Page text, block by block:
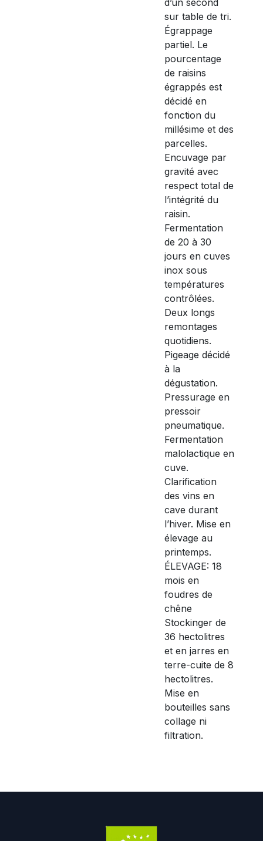
sur table de tri.
Égrappage
partiel. Le
pourcentage
de raisins
égrappés est
décidé en
fonction du
millésime et des
parcelles.
Encuvage par
gravité avec
respect total de
l’intégrité du
raisin.
Fermentation
de 20 à 30
jours en cuves
inox sous
températures
contrôlées.
Deux longs
remontages
quotidiens.
Pigeage décidé
à la
dégustation.
Pressurage en
pressoir
pneumatique.
Fermentation
malolactique en
cuve.
Clarification
des vins en
cave durant
l’hiver. Mise en
élevage au
printemps.
ÉLEVAGE: 18
mois en
foudres de
chêne
Stockinger de
36 hectolitres
et en jarres en
terre-cuite de 8
hectolitres.
Mise en
bouteilles sans
collage ni
filtration.